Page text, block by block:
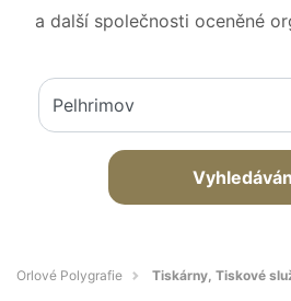
a další společnosti oceněné
Orlové Polygrafie Tiskárny, Tiskové